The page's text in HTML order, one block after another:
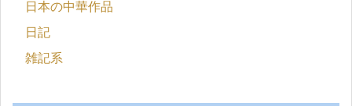
日本の中華作品
日記
雑記系